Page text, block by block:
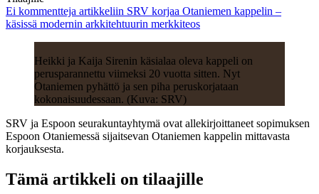
Ei kommentteja artikkeliin SRV korjaa Otaniemen kappelin –
käsissä modernin arkkitehtuurin merkkiteos
Heikki ja Kaija Sirenin käsialaa oleva kappeli on
perusparannettu viimeksi 20 vuotta sitten. Nyt
Otaniemen pyhättö ja sen piha peruskorjataan
kokonaisuudessaan. (Kuva: SRV)
SRV ja Espoon seurakuntayhtymä ovat allekirjoittaneet sopimuksen
Espoon Otaniemessä sijaitsevan Otaniemen kappelin mittavasta
korjauksesta.
Tämä artikkeli on tilaajille